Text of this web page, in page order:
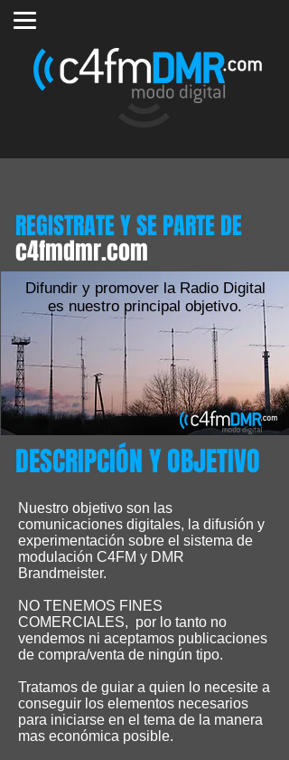
REGISTRATE Y SE PARTE DE
c4fmdmr.com
Difundir y promover la Radio Digital
es nuestro principal objetivo.
Nuestro objetivo son las
comunicaciones digitales, la difusión y
experimentación sobre el sistema de
modulación C4FM y DMR
Brandmeister.
NO TENEMOS FINES
COMERCIALES, por lo tanto no
vendemos ni aceptamos publicaciones
de compra/venta de ningún tipo.
Tratamos de guiar a quien lo necesite a
conseguir los elementos necesarios
para iniciarse en el tema de la manera
mas económica posible.
DESCRIPCIÓN Y OBJETIVO